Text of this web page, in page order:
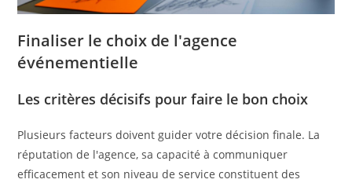
Finaliser le choix de l'agence
événementielle
Les critères décisifs pour faire le bon choix
Plusieurs facteurs doivent guider votre décision finale. La
réputation de l'agence, sa capacité à communiquer
efficacement et son niveau de service constituent des